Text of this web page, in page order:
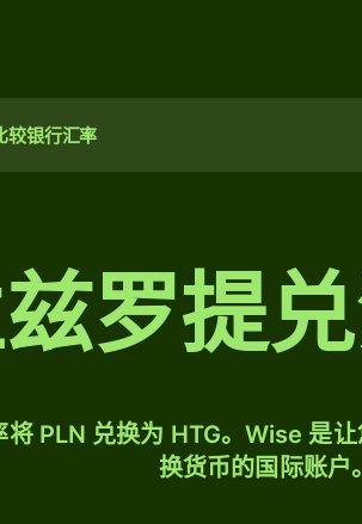
较银行汇率
罗提
将 PLN 兑换为 HTG。Wise 是
换货币的国际账户。